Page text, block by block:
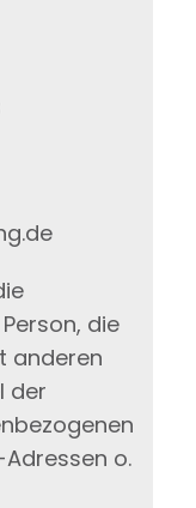
die
anderen
der
Adressen o.